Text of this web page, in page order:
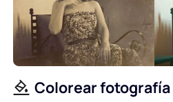
Colorear fotografía